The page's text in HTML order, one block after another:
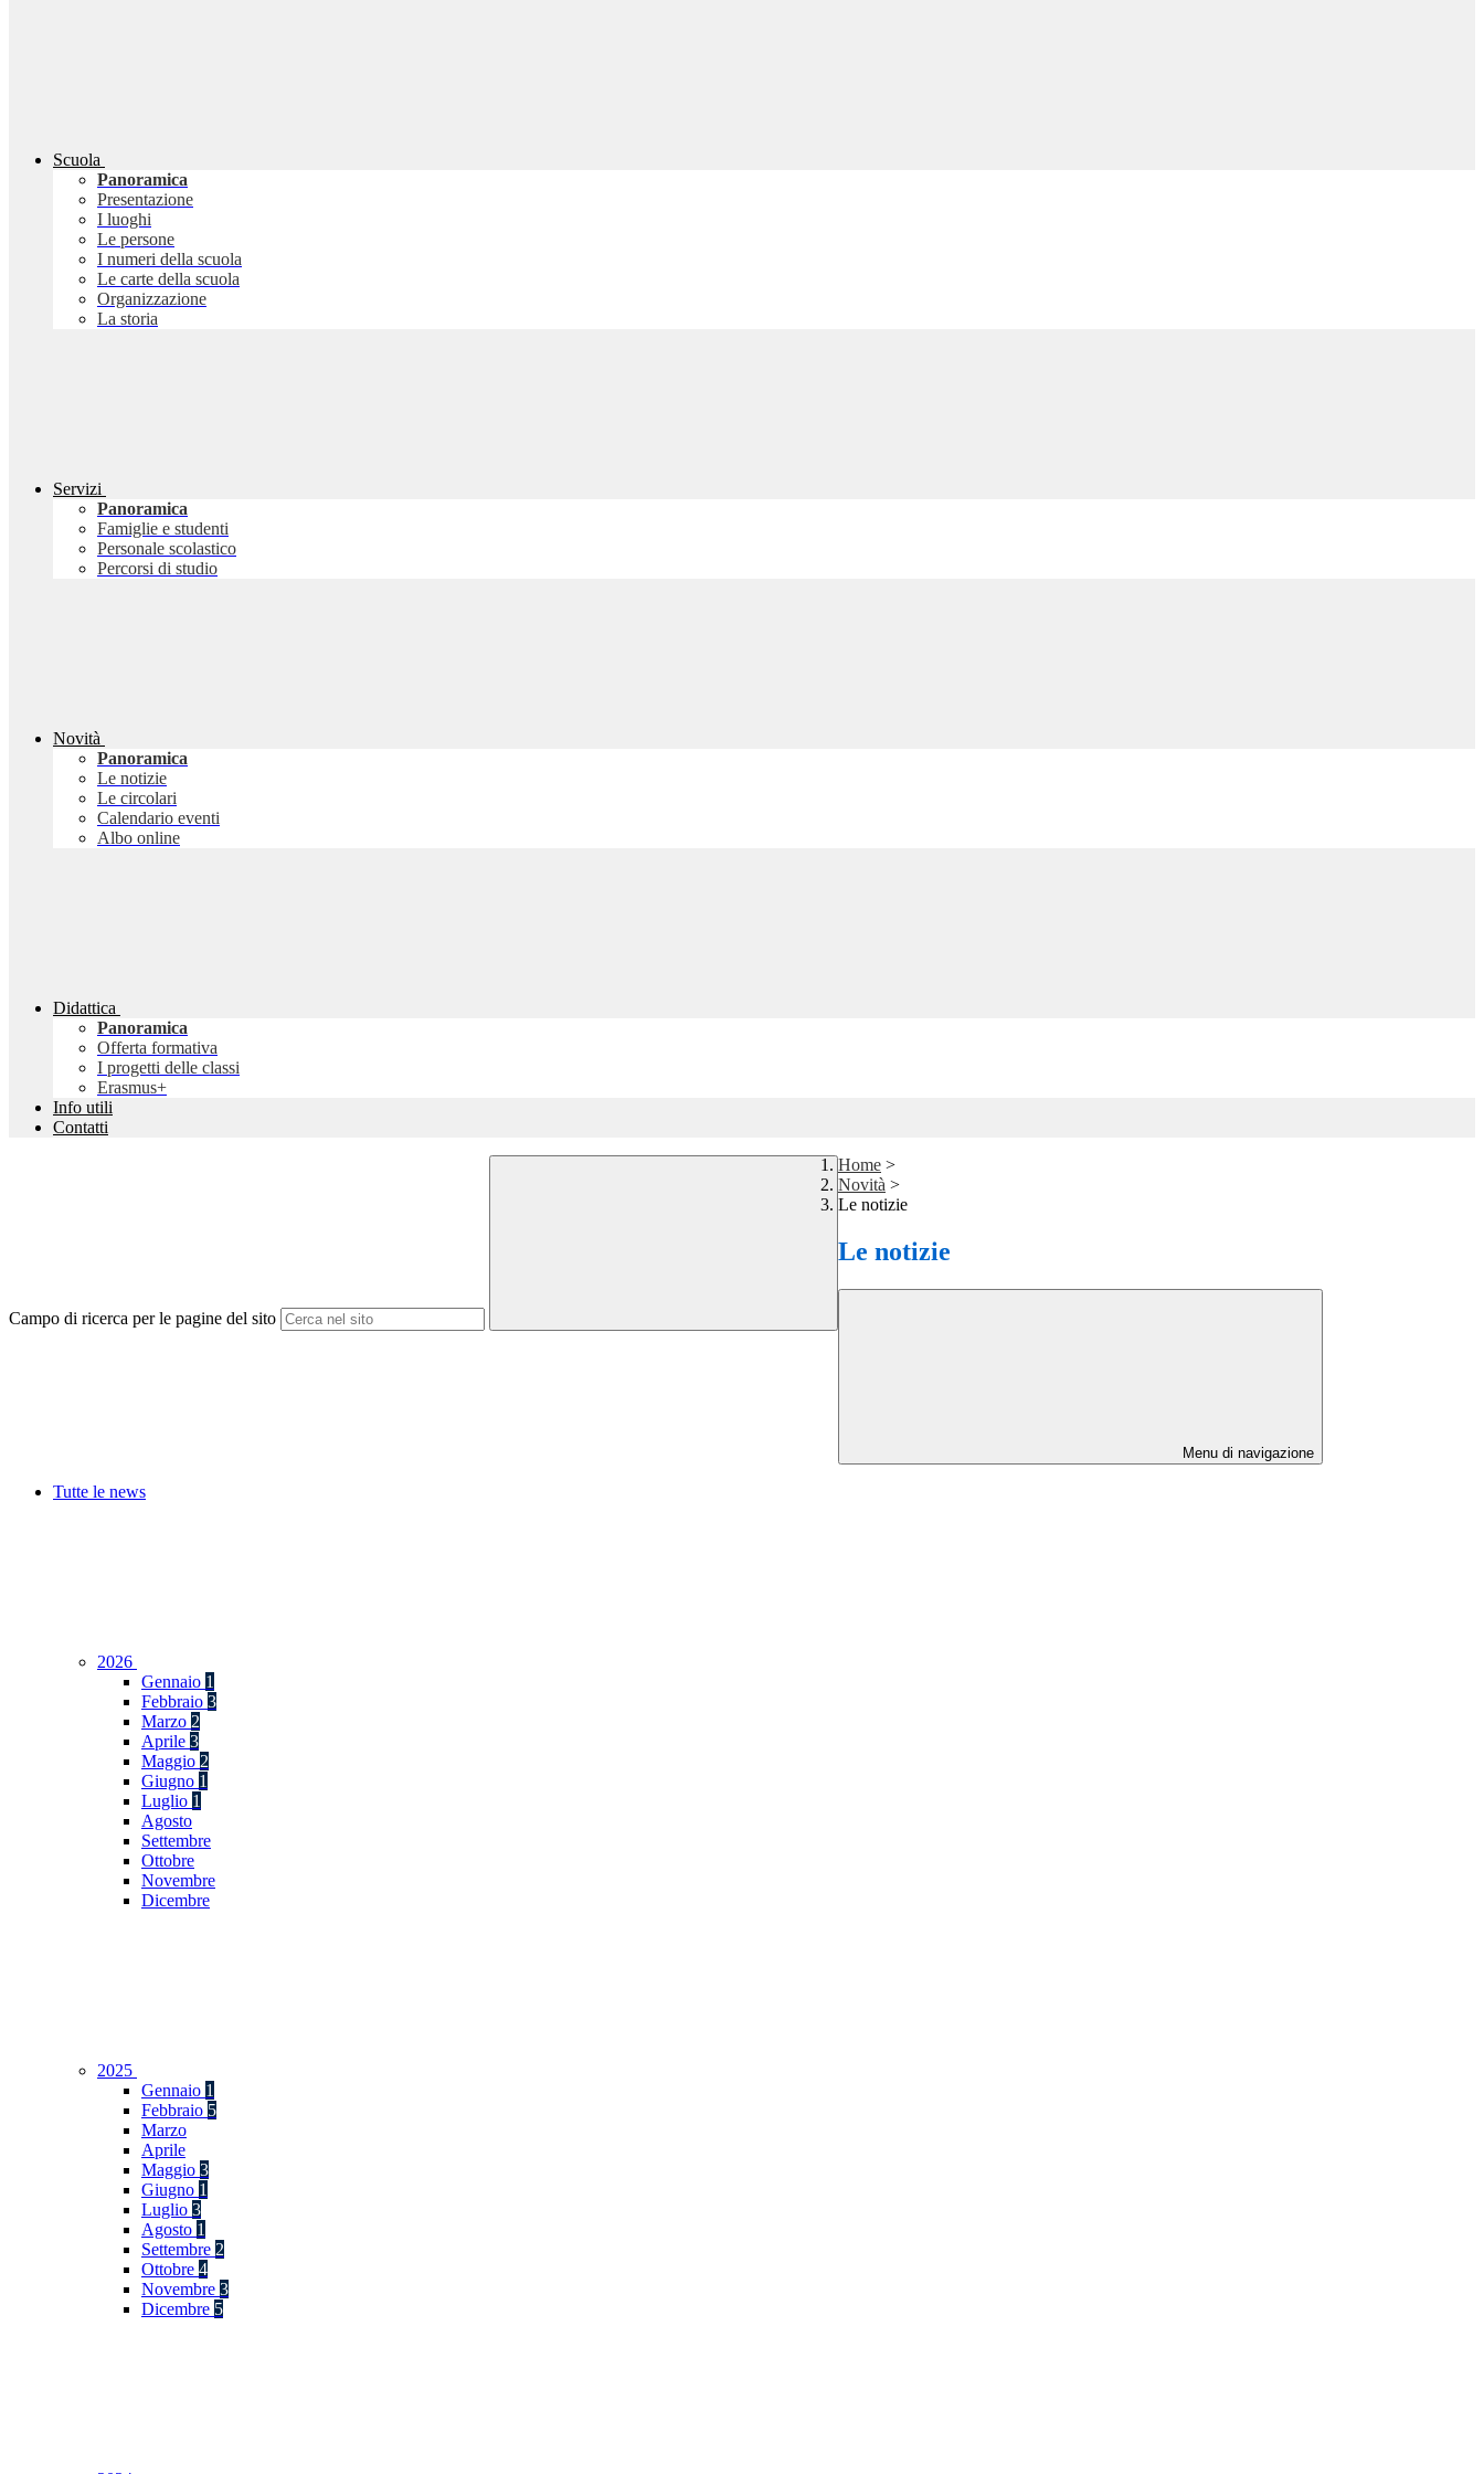
Scuola
Panoramica
Presentazione
I luoghi
Le persone
I numeri della scuola
Le carte della scuola
Organizzazione
La storia
Servizi
Panoramica
Famiglie e studenti
Personale scolastico
Percorsi di studio
Novità
Panoramica
Le notizie
Le circolari
Calendario eventi
Albo online
Didattica
Panoramica
Offerta formativa
I progetti delle classi
Erasmus+
Info utili
Contatti
Campo di ricerca per le pagine del sito
Home >
Novità >
Le notizie
Le notizie
Menu di navigazione
Tutte le news
2026
Gennaio 1
Febbraio 3
Marzo 2
Aprile 3
Maggio 2
Giugno 1
Luglio 1
Agosto
Settembre
Ottobre
Novembre
Dicembre
2025
Gennaio 1
Febbraio 5
Marzo
Aprile
Maggio 3
Giugno 1
Luglio 3
Agosto 1
Settembre 2
Ottobre 4
Novembre 3
Dicembre 5